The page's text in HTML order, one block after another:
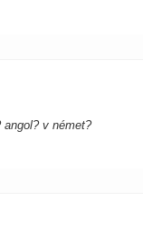
angol? v német?